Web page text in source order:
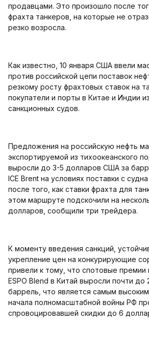
продавцами. Это произошло после
фрахта танкеров, на которые не
резко возросла.
Как известно, 10 января США ввели
против российской цепи поставок
резкому росту фрахтовых ставок на
покупатели и порты в Китае и Индии
санкционных судов.
Предложения на российскую нефть
экспортируемой из тихоокеанского
выросли до 3-5 долларов США за
ICE Brent на условиях поставки с
после того, как ставки фрахта для
этом маршруте подскочили на
долларов, сообщили три трейдера.
К моменту введения санкций,
укрепление цен на конкурирующие
привели к тому, что спотовые премии
ESPO Blend в Китай выросли почти
баррель, что является самым
начала полномасштабной войны РФ
спровоцировавшей скидки до 6